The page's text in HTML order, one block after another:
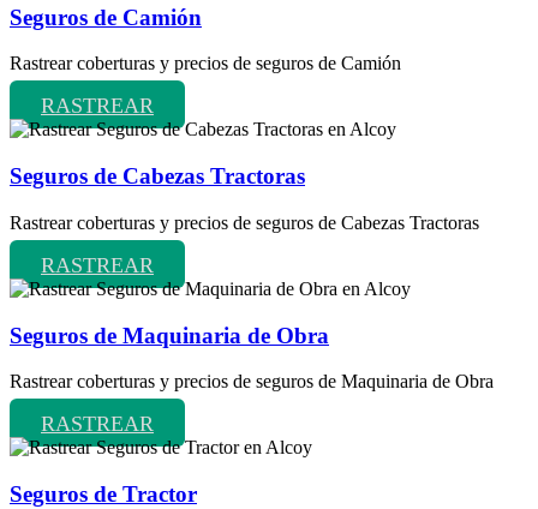
Seguros de Camión
Rastrear coberturas y precios de seguros de Camión
RASTREAR
Seguros de Cabezas Tractoras
Rastrear coberturas y precios de seguros de Cabezas Tractoras
RASTREAR
Seguros de Maquinaria de Obra
Rastrear coberturas y precios de seguros de Maquinaria de Obra
RASTREAR
Seguros de Tractor